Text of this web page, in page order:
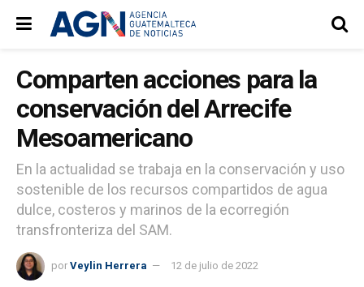
Comparten acciones para la
conservación del Arrecife
Mesoamericano
En la actualidad se trabaja en la conservación y uso
sostenible de los recursos compartidos de agua
dulce, costeros y marinos de la ecorregión
transfronteriza del SAM.
por Veylin Herrera 12 de julio de 2022